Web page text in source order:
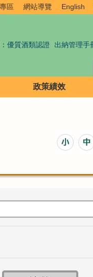
區 網站導覽 English
優質酒類認證 出納管理手
政策績效